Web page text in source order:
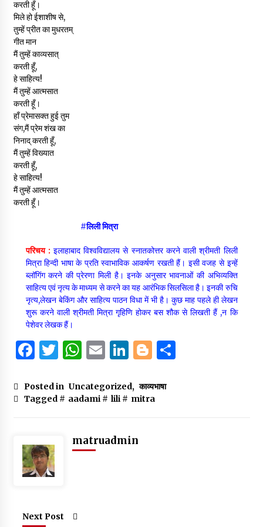
करती हूँ।
मिले हो ईशाशीष से,
तुम्हें प्रीत का मुधरतम्
गीत मान
मैं तुम्हें काव्यसात्
करती हूँ,
हे साहित्य!
मैं तुम्हें आत्मसात
करती हूँ।
हाँ प्रेमासक्त हुई तुम
संग,मैं प्रेम शंख का
निनाद् करती हूँ,
मैं तुम्हें विख्यात
करती हूँ,
हे साहित्य!
मैं तुम्हें आत्मसात
करती हूँ।
#लिली मित्रा
परिचय : इलाहाबाद विश्वविद्यालय से स्नातकोत्तर करने वाली श्रीमती लिली
मित्रा हिन्दी भाषा के प्रति स्वाभाविक आकर्षण रखती हैं। इसी वजह से इन्हें
ब्लॉगिंग करने की प्रेरणा मिली है। इनके अनुसार भावनाओं की अभिव्यक्ति
साहित्य एवं नृत्य के माध्यम से करने का यह आरंभिक सिलसिला है। इनकी रुचि
नृत्य,लेखन बेकिंग और साहित्य पाठन विधा में भी है। कुछ माह पहले ही लेखन
शुरू करने वाली श्रीमती मित्रा गृहिणि होकर बस शौक से लिखती हैं ,न कि
पेशेवर लेखक हैं।
F
c
e
o
o
k
T
it
te
W
at
s
p
E
ai
l
Li
k
e
n
B
g
g
S
Posted in Uncategorized, काव्यभाषा
Tagged # aadami# lili# mitra
matruadmin
Next Post